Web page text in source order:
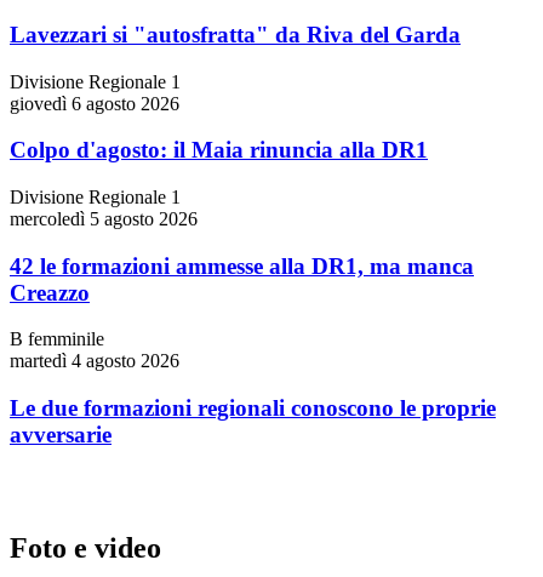
Lavezzari si "autosfratta" da Riva del Garda
Divisione Regionale 1
giovedì 6 agosto 2026
Colpo d'agosto: il Maia rinuncia alla DR1
Divisione Regionale 1
mercoledì 5 agosto 2026
42 le formazioni ammesse alla DR1, ma manca
Creazzo
B femminile
martedì 4 agosto 2026
Le due formazioni regionali conoscono le proprie
avversarie
Foto e video